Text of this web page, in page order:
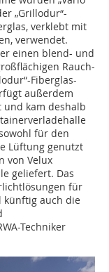
„Grillodur“-
verklebt mit
verwendet.
einen blend- und
Rauch-
Fiberglas-
außerdem
und kam deshalb
für den
Lüftung genutzt
von Velux
geliefert. Das
für
künftig auch die
Techniker